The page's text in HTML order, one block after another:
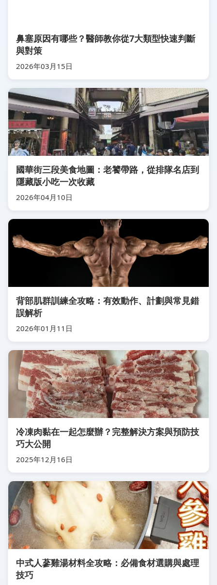
鼻塞原因有哪些？醫師教你從7大類型快速判斷
與對策
2026年03月15日
國華街三段美食地圖：老饕帶路，從排隊名店到
隱藏版小吃一次收藏
2026年04月10日
背部肌群訓練全攻略：有效動作、計劃與常見錯
誤解析
2026年01月11日
冷凍肉黏在一起怎麼辦？完整解決方案與預防技
巧大公開
2025年12月16日
中式人蔘雞湯材料全攻略：必備食材選購與處理
技巧